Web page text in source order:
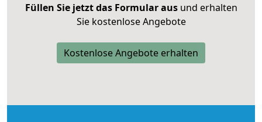
Füllen Sie jetzt das Formular ausund erhalten
Sie kostenlose Angebote
Kostenlose Angebote erhalten